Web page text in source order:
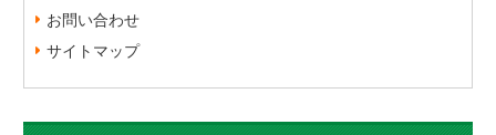
お問い合わせ
サイトマップ